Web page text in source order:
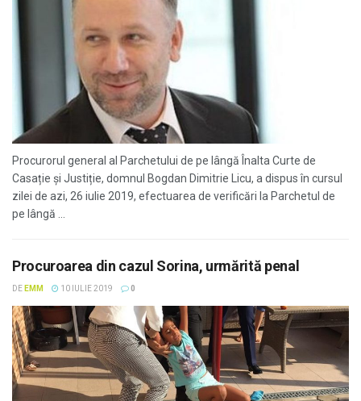
Procurorul general al Parchetului de pe lângă Înalta Curte de
Casație și Justiție, domnul Bogdan Dimitrie Licu, a dispus în cursul
zilei de azi, 26 iulie 2019, efectuarea de verificări la Parchetul de
pe lângă ...
Procuroarea din cazul Sorina, urmărită penal
DE EMM 10 IULIE 2019 0